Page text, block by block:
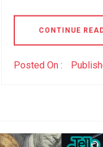
CONTINUE
Posted On :